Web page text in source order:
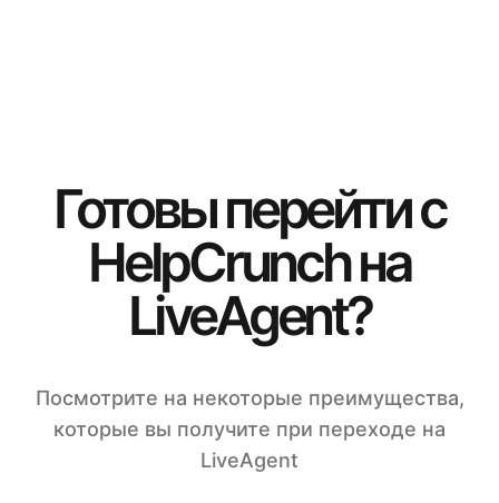
Готовы перейти с
HelpCrunch на
LiveAgent?
Посмотрите на некоторые преимущества,
которые вы получите при переходе на
LiveAgent